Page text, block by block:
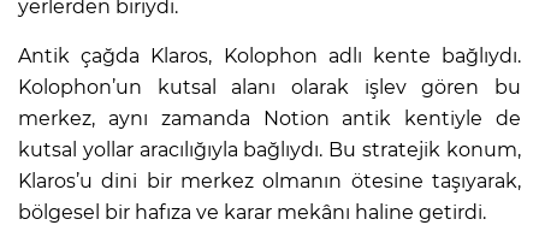
yerlerden biriydi.
Antik çağda Klaros, Kolophon adlı kente bağlıydı.
Kolophon’un kutsal alanı olarak işlev gören bu
merkez, aynı zamanda Notion antik kentiyle de
kutsal yollar aracılığıyla bağlıydı. Bu stratejik konum,
Klaros’u dini bir merkez olmanın ötesine taşıyarak,
bölgesel bir hafıza ve karar mekânı haline getirdi.